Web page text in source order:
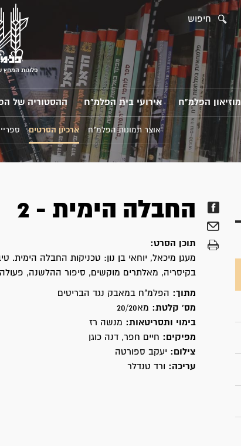
חיפוש
פלוגות המחץ
מוזיאון הפלמ"ח אירועי בית הפלמ"ח ההסטוריה של
אוצר תמונות הפלמ"ח ארכיון הסרטים
החבלה הימית - 2
תוכן הסרט:
מעגן מיכאל, יוחאי בן נון: טכניקות החבלה הימית.
בקיסריה, מאלתרים מוקשים, סיפור ההלשנה,
מתוך: הפלמ"ח במאבק נגד הבריטים
מס' קלטת: מא20/20
בימוי ותסריטאות: מנשה רז
מפיקים: חיים חפר, דנה כוגן
צילום: יעקב ספורטה
עריכה: ורד טנדלר